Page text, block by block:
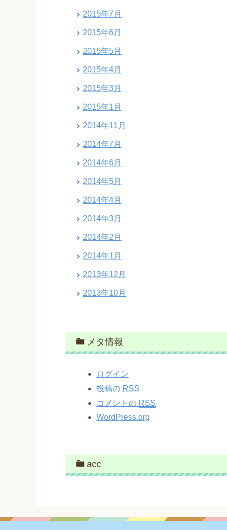
2015年7月
2015年6月
2015年5月
2015年4月
2015年3月
2015年1月
2014年11月
2014年7月
2014年6月
2014年5月
2014年4月
2014年3月
2014年2月
2014年1月
2013年12月
2013年10月
メタ情報
ログイン
投稿の RSS
コメントの RSS
WordPress.org
acc